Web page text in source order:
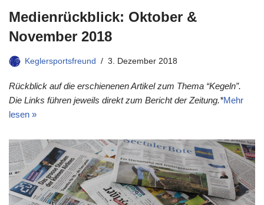
Medienrückblick: Oktober &
November 2018
Keglersportsfreund 3. Dezember 2018
Rückblick auf die erschienenen Artikel zum Thema “Kegeln”.
Die Links führen jeweils direkt zum Bericht der Zeitung.*Mehr
lesen »